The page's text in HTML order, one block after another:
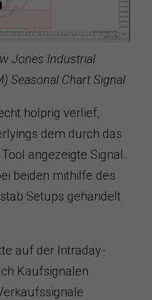
Jones Industrial
Seasonal Chart Signal
holprig verlief,
dem durch das
angezeigte Signal.
beiden mithilfe des
Setups gehandelt
auf der Intraday-
Kaufsignalen